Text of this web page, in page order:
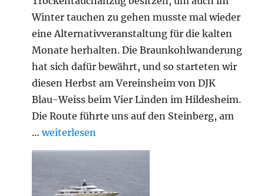
Winter tauchen zu gehen musste mal wieder
eine Alternativveranstaltung für die kalten
Monate herhalten. Die Braunkohlwanderung
hat sich dafür bewährt, und so starteten wir
diesen Herbst am Vereinsheim von DJK
Blau-Weiss beim Vier Linden im Hildesheim.
Die Route führte uns auf den Steinberg, am
…„Braunkohlwanderung 2024“
weiterlesen